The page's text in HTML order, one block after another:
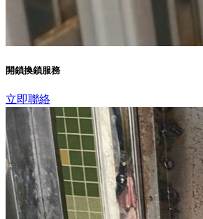
開鎖換鎖服務
立即聯絡